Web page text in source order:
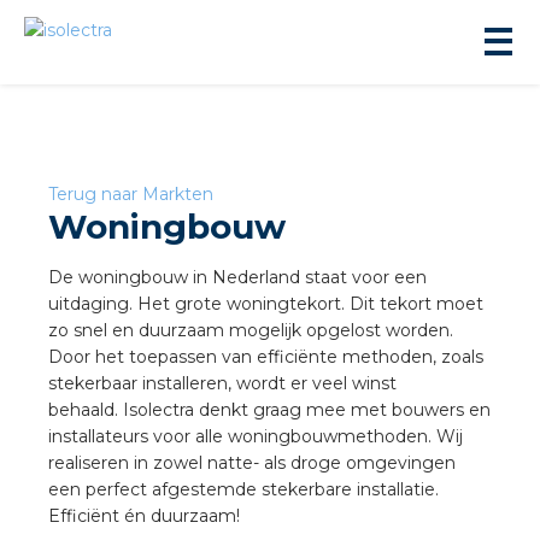
Terug naar Markten
Woningbouw
De woningbouw in Nederland staat voor een
uitdaging. Het grote woningtekort. Dit tekort moet
zo snel en duurzaam mogelijk opgelost worden.
Door het toepassen van efficiënte methoden, zoals
stekerbaar installeren, wordt er veel winst
behaald. Isolectra denkt graag mee met bouwers en
installateurs voor alle woningbouwmethoden. Wij
realiseren in zowel natte- als droge omgevingen
een perfect afgestemde stekerbare installatie.
Efficiënt én duurzaam!